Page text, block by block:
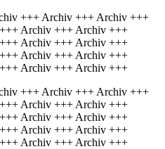
+++ Archiv +++ Archiv +++
Archiv +++ Archiv +++
Archiv +++ Archiv +++
Archiv +++ Archiv +++
Archiv +++ Archiv +++
+++ Archiv +++ Archiv +++
Archiv +++ Archiv +++
Archiv +++ Archiv +++
Archiv +++ Archiv +++
Archiv +++ Archiv +++